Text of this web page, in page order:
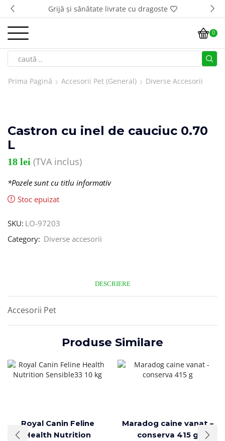
Grijă și sănătate livrate cu dragoste
0
Prima Pagină Accesorii Pet (general) Diverse Accesorii
Castron cu inel de cauciuc 0.70
L
18 lei (TVA inclus)
*Pozele sunt cu titlu informativ
Stoc epuizat
SKU: LO-97203
Category: Diverse accesorii
DESCRIERE
Accesorii Pet
Produse Similare
Royal Canin Feline
Health Nutrition
Maradog caine vanat –
conserva 415 g